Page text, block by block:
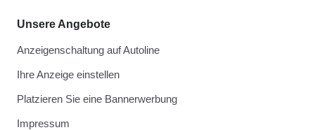
Unsere Angebote
Anzeigenschaltung auf Autoline
Ihre Anzeige einstellen
Platzieren Sie eine Bannerwerbung
Impressum